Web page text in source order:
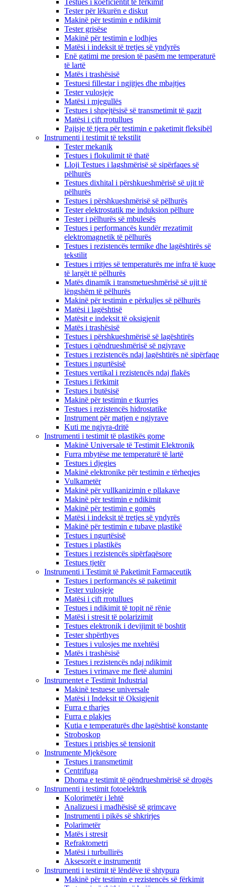
Testues i koeficientit të fërkimit
Tester për lëkurën e diskut
Makinë për testimin e ndikimit
Tester grisëse
Makinë për testimin e lodhjes
Matësi i indeksit të tretjes së yndyrës
Enë gatimi me presion të pasëm me temperaturë
të lartë
Matës i trashësisë
Testuesi fillestar i ngjitjes dhe mbajtjes
Tester vulosjeje
Matësi i mjegullës
Testues i shpejtësisë së transmetimit të gazit
Matësi i çift rrotullues
Pajisje të tjera për testimin e paketimit fleksibël
Instrumenti i testimit të tekstilit
Tester mekanik
Testues i flokulimit të thatë
Lloji Testues i lagshmërisë së sipërfaqes së
pëlhurës
Testues dixhital i përshkueshmërisë së ujit të
pëlhurës
Testues i përshkueshmërisë së pëlhurës
Tester elektrostatik me induksion pëlhure
Tester i pëlhurës së mbulesës
Testues i performancës kundër rrezatimit
elektromagnetik të pëlhurës
Testues i rezistencës termike dhe lagështirës së
tekstilit
Testues i rritjes së temperaturës me infra të kuqe
të largët të pëlhurës
Matës dinamik i transmetueshmërisë së ujit të
lëngshëm të pëlhurës
Makinë për testimin e përkuljes së pëlhurës
Matësi i lagështisë
Matësit e indeksit të oksigjenit
Matës i trashësisë
Testues i përshkueshmërisë së lagështirës
Testues i qëndrueshmërisë së ngjyrave
Testues i rezistencës ndaj lagështirës në sipërfaqe
Testues i ngurtësisë
Testues vertikal i rezistencës ndaj flakës
Testues i fërkimit
Testues i butësisë
Makinë për testimin e tkurrjes
Testues i rezistencës hidrostatike
Instrument për matjen e ngjyrave
Kuti me ngjyra-dritë
Instrumenti i testimit të plastikës gome
Makinë Universale të Testimit Elektronik
Furra mbytëse me temperaturë të lartë
Testues i djegies
Makinë elektronike për testimin e tërheqjes
Vulkametër
Makinë për vullkanizimin e pllakave
Makinë për testimin e ndikimit
Makinë për testimin e gomës
Matësi i indeksit të tretjes së yndyrës
Makinë për testimin e tubave plastikë
Testues i ngurtësisë
Testues i plastikës
Testues i rezistencës sipërfaqësore
Testues tjetër
Instrumenti i Testimit të Paketimit Farmaceutik
Testues i performancës së paketimit
Tester vulosjeje
Matësi i çift rrotullues
Testues i ndikimit të topit në rënie
Matësi i stresit të polarizimit
Testues elektronik i devijimit të boshtit
Tester shpërthyes
Testues i vulosjes me nxehtësi
Matës i trashësisë
Testues i rezistencës ndaj ndikimit
Testues i vrimave me fletë alumini
Instrumentet e Testimit Industrial
Makinë testuese universale
Matësi i Indeksit të Oksigjenit
Furra e tharjes
Furra e plakjes
Kutia e temperaturës dhe lagështisë konstante
Stroboskop
Testues i prishjes së tensionit
Instrumente Mjekësore
Testues i transmetimit
Centrifuga
Dhoma e testimit të qëndrueshmërisë së drogës
Instrumenti i testimit fotoelektrik
Kolorimetër i lehtë
Analizuesi i madhësisë së grimcave
Instrumenti i pikës së shkrirjes
Polarimetër
Matës i stresit
Refraktometri
Matësi i turbullirës
Aksesorët e instrumentit
Instrumenti i testimit të lëndëve të shtypura
Makinë për testimin e rezistencës së fërkimit